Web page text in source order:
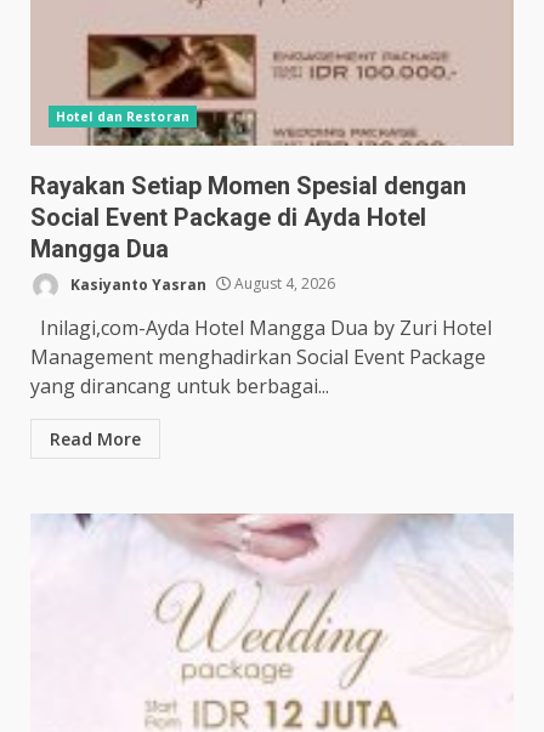
Hotel dan Restoran
Rayakan Setiap Momen Spesial dengan
Social Event Package di Ayda Hotel
Mangga Dua
Kasiyanto Yasran August 4, 2026
Inilagi,com-Ayda Hotel Mangga Dua by Zuri Hotel
Management menghadirkan Social Event Package
yang dirancang untuk berbagai...
Read More